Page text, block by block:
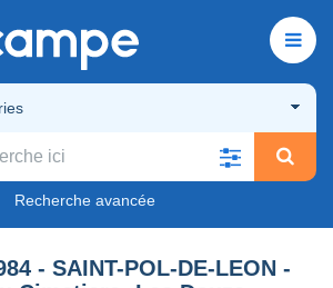
Recherche avancée
- SAINT-POL-DE-LEON -